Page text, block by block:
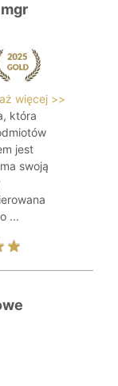
więcej >>
która
jest
swoją
...